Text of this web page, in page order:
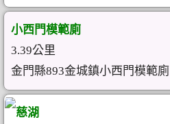
小西門模範廁
3.39公里
金門縣893金城鎮小西門模範廁
慈湖